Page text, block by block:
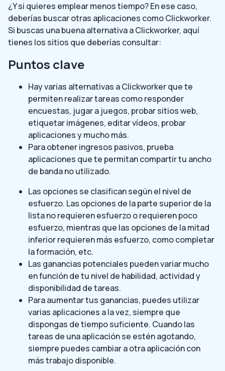
¿Y si quieres emplear menos tiempo? En ese caso,
deberías buscar otras aplicaciones como Clickworker.
Si buscas una buena alternativa a Clickworker, aquí
tienes los sitios que deberías consultar:
Puntos clave
Hay varias alternativas a Clickworker que te
permiten realizar tareas como responder
encuestas, jugar a juegos, probar sitios web,
etiquetar imágenes, editar vídeos, probar
aplicaciones y mucho más.
Para obtener ingresos pasivos, prueba
aplicaciones que te permitan compartir tu ancho
de banda no utilizado.
Las opciones se clasifican según el nivel de
esfuerzo. Las opciones de la parte superior de la
lista no requieren esfuerzo o requieren poco
esfuerzo, mientras que las opciones de la mitad
inferior requieren más esfuerzo, como completar
la formación, etc.
Las ganancias potenciales pueden variar mucho
en función de tu nivel de habilidad, actividad y
disponibilidad de tareas.
Para aumentar tus ganancias, puedes utilizar
varias aplicaciones a la vez, siempre que
dispongas de tiempo suficiente. Cuando las
tareas de una aplicación se estén agotando,
siempre puedes cambiar a otra aplicación con
más trabajo disponible.